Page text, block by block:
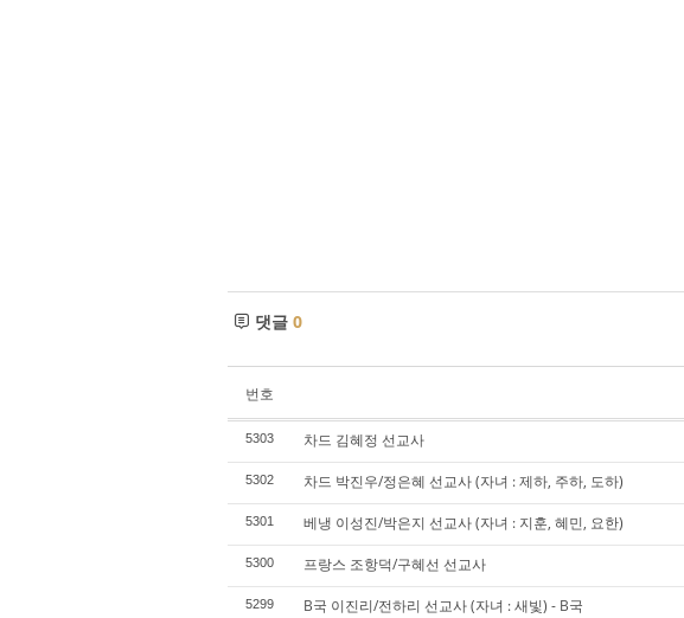
댓글 0
번호
5303 차드 김혜정 선교사
5302 차드 박진우/정은혜 선교사 (자녀 : 제하, 주하, 도하)
5301 베냉 이성진/박은지 선교사 (자녀 : 지훈, 혜민, 요한)
5300 프랑스 조항덕/구혜선 선교사
5299 B국 이진리/전하리 선교사 (자녀 : 새빛) - B국